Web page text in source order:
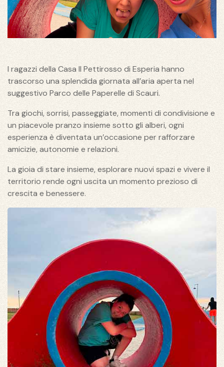
I ragazzi della Casa Il Pettirosso di Esperia hanno
trascorso una splendida giornata all’aria aperta nel
suggestivo Parco delle Paperelle di Scauri.
Tra giochi, sorrisi, passeggiate, momenti di condivisione e
un piacevole pranzo insieme sotto gli alberi, ogni
esperienza è diventata un’occasione per rafforzare
amicizie, autonomie e relazioni.
La gioia di stare insieme, esplorare nuovi spazi e vivere il
territorio rende ogni uscita un momento prezioso di
crescita e benessere.